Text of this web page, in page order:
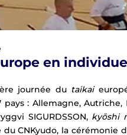
en
journée du taikai
: Allemagne, Autriche,
SIGURDSSON, kyōshi
CNKyudo, la cérémonie